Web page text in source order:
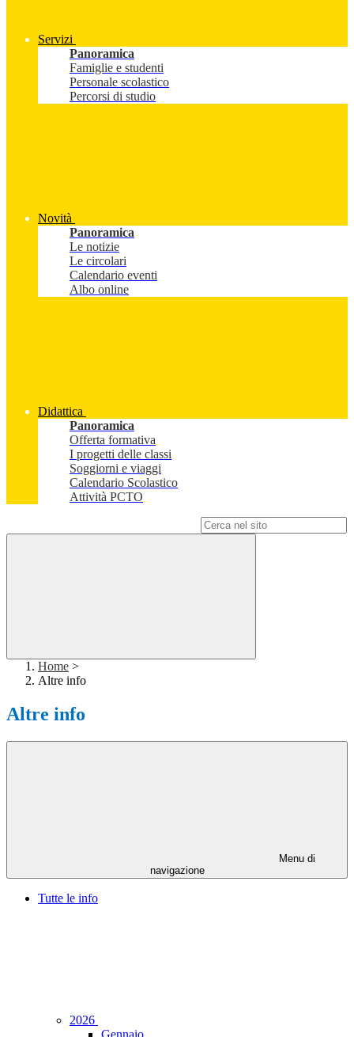
Servizi
Panoramica
Famiglie e studenti
Personale scolastico
Percorsi di studio
Novità
Panoramica
Le notizie
Le circolari
Calendario eventi
Albo online
Didattica
Panoramica
Offerta formativa
I progetti delle classi
Soggiorni e viaggi
Calendario Scolastico
Attività PCTO
Home >
Altre info
Altre info
Menu di
navigazione
Tutte le info
2026